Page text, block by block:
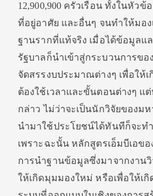
12,900,900 ครัวเรือน ทั้งในหัว
ที่อยู่อาศัย และอื่นๆ จนทำให้มอ
ฐานรากที่แท้จริง เมื่อได้ข้อมูลแ
รัฐบาลก็นำเข้าสู่กระบวนการข
จัดสรรงบประมาณต่างๆ เพื่อให้
ต้องใช้เวลาและขั้นตอนต่างๆ แ
กล่าว ไม่ว่าจะเป็นนักวิจัยของม
นำมาใช้ประโยชน์ได้ทันทีก็จะท
เพราะฉะนั้น หลักสูตรเอ็มบีเอข
การนำฐานข้อมูลซึ่งมาจากงาน
ให้เกิดมุมมองใหม่ หรือเพื่อให้เ